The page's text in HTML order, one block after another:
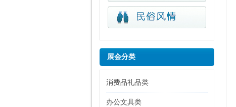
展会分类
消费品礼品类
办公文具类